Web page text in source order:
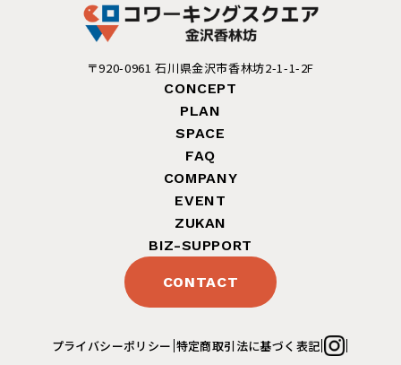
〒920-0961 石川県金沢市香林坊2-1-1-2F
CONCEPT
PLAN
SPACE
FAQ
COMPANY
EVENT
ZUKAN
BIZ-SUPPORT
CONTACT
プライバシーポリシー 特定商取引法に基づく表記